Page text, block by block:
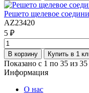
Решето щелевое
AZ23420
5 ₽
В корзину Купить в 1
Показано с 1 по 35 из
Информация
О нас